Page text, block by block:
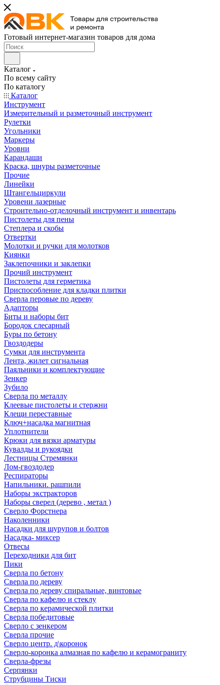
Готовый интернет-магазин товаров для дома
Каталог
По всему сайту
По каталогу
Каталог
Инструмент
Измерительный и разметочный инструмент
Рулетки
Угольники
Маркеры
Уровни
Карандаши
Краска, шнуры разметочные
Прочие
Линейки
Штангельциркули
Уровени лазерные
Строительно-отделочный инструмент и инвентарь
Пистолеты для пены
Степлера и скобы
Отвертки
Молотки и ручки для молотков
Киянки
Заклепочники и заклепки
Прочий инструмент
Пистолеты для герметика
Приспособление для кладки плитки
Сверла перовые по дереву
Адапторы
Биты и наборы бит
Бородок слесарный
Буры по бетону
Гвоздодеры
Сумки для инструмента
Лента, жилет сигнальная
Паяльники и комплектующие
Зенкер
Зубило
Сверла по металлу
Клеевые пистолеты и стержни
Клещи переставные
Ключ+насадка магнитная
Уплотнители
Крюки для вязки арматуры
Кувалды и рукоядки
Лестницы Стремянки
Лом-гвоздодер
Респираторы
Напильники. рашпили
Наборы экстракторов
Наборы сверел (дерево , метал )
Сверло Форстнера
Наколенники
Насадки для шурупов и болтов
Насадка- миксер
Отвесы
Переходники для бит
Пики
Сверла по бетону
Сверла по дереву
Сверла по дереву спиральные, винтовые
Сверла по кафелю и стеклу
Сверла по керамической плитки
Сверла победитовые
Сверло с зенкером
Сверла прочие
Сверло центр. д\коронок
Сверло-коронка алмазная по кафелю и керамограниту
Сверла-фрезы
Серпянки
Струбцины Тиски